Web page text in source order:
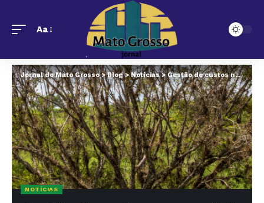
Aa
Jornal do Mato Grosso>Blog>Notícias>Gestão de custos na pecuária moderna: Como mapear despesas, reduzir desperdícios e aumentar a rentabilidade do rebanho?
NOTÍCIAS